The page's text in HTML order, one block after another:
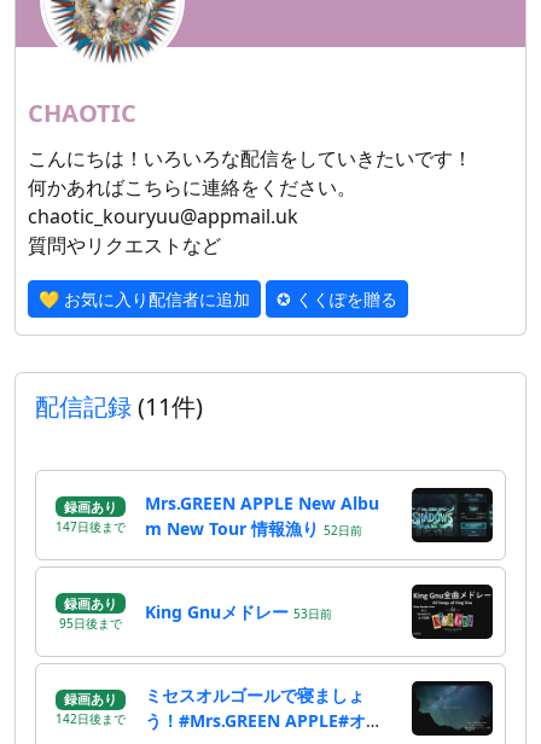
CHAOTIC
こんにちは！いろいろな配信をしていきたいです！
何かあればこちらに連絡をください。
chaotic_kouryuu@appmail.uk
質問やリクエストなど
💛 お気に入り配信者に追加 ✪ くくぽを贈る
配信記録(11件)
録画あり
147日後 まで
Mrs.GREEN APPLE New Albu
m New Tour 情報漁り 52日前
録画あり
95日後 まで King Gnuメドレー 53日前
録画あり
142日後 まで
ミセスオルゴールで寝ましょ
う！#Mrs.GREEN APPLE#オル